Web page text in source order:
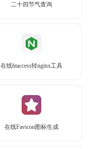
二十四节气查询
在线htaccess转nginx工具
在线Favicon图标生成